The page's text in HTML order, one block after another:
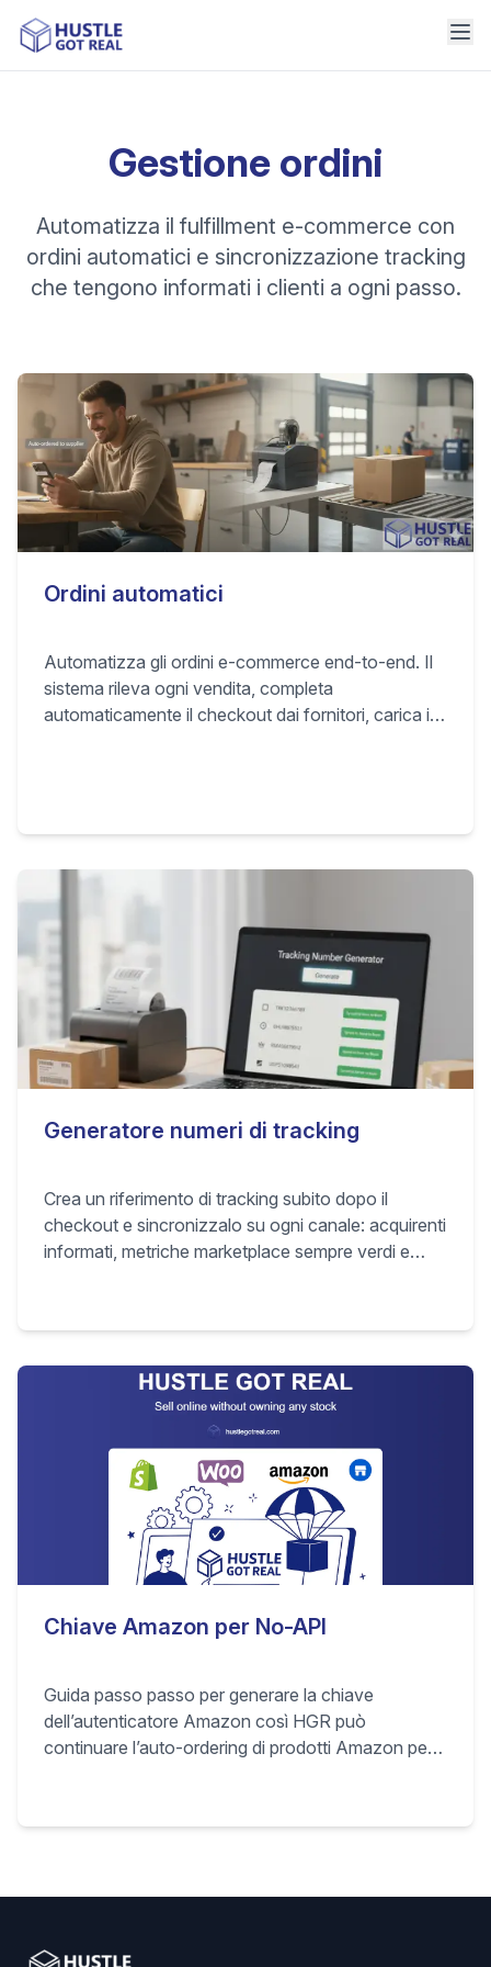
Gestione ordini
Automatizza il fulfillment e-commerce con
ordini automatici e sincronizzazione tracking
che tengono informati i clienti a ogni passo.
Ordini automatici
Automatizza gli ordini e-commerce end-to-end. Il
sistema rileva ogni vendita, completa
automaticamente il checkout dai fornitori, carica il
Generatore numeri di tracking
Crea un riferimento di tracking subito dopo il
checkout e sincronizzalo su ogni canale: acquirenti
informati, metriche marketplace sempre verdi e
Chiave Amazon per No-API
Guida passo passo per generare la chiave
dell’autenticatore Amazon così HGR può
continuare l’auto-ordering di prodotti Amazon per il